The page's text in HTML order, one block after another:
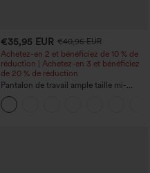
€35,95 EUR €40,95 EUR
Achetez-en 2 et bénéficiez de 10 % de
réduction | Achetez-en 3 et bénéficiez
de 20 % de réduction
Pantalon de travail ample taille mi-
haute, coupe « barrel » (jambe en forme
de tonneau) avec poches